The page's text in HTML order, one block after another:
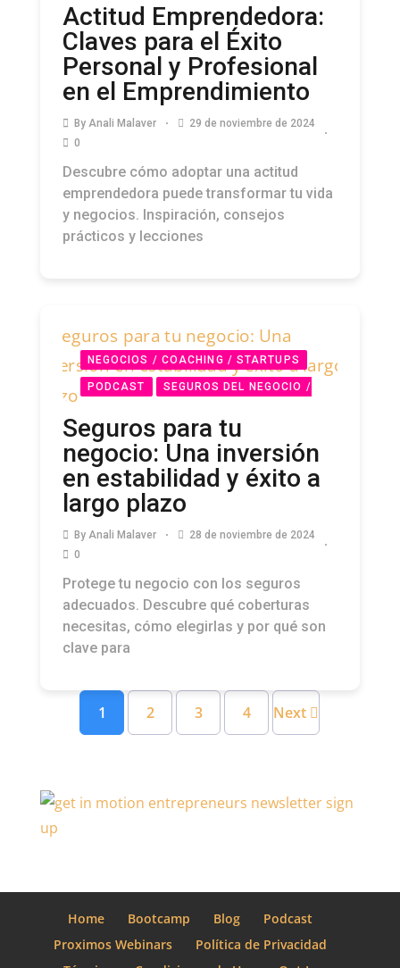
Actitud Emprendedora:
Claves para el Éxito
Personal y Profesional
en el Emprendimiento
By Anali Malaver
29 de noviembre de 2024
0
Descubre cómo adoptar una actitud
emprendedora puede transformar tu vida
y negocios. Inspiración, consejos
prácticos y lecciones
NEGOCIOS / COACHING / STARTUPS
PODCAST SEGUROS DEL NEGOCIO /
Seguros para tu
negocio: Una inversión
en estabilidad y éxito a
largo plazo
By Anali Malaver
28 de noviembre de 2024
0
Protege tu negocio con los seguros
adecuados. Descubre qué coberturas
necesitas, cómo elegirlas y por qué son
clave para
1 2 3 4 Next
Home Bootcamp Blog
Podcast
Proximos Webinars
Política de Privacidad